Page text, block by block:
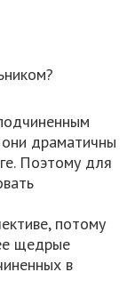
драматичны
Поэтому для
потому
щедрые
в